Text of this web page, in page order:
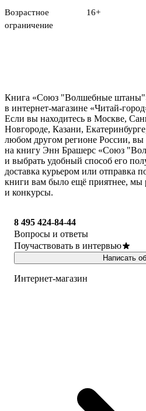
Возрастное
ограничение
16+
Книга «Союз "Волшебные
в интернет-магазине «Читай-
Если вы находитесь в Москве,
Новгороде, Казани,
любом другом регионе России, вы
на книгу Энн Брашерс «Союз
и выбрать удобный способ его
доставка курьером или отправка
книги вам было ещё приятнее, мы
и конкурсы.
8 495 424-84-44
Вопросы и ответы
Поучаствовать в интервью
Написать
Интернет-магазин